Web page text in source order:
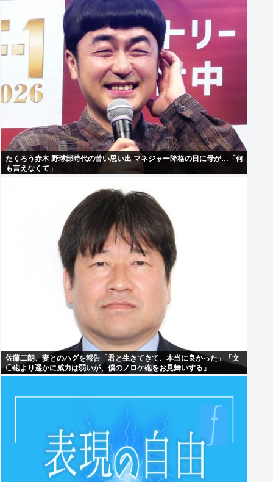
たくろう赤木 野球部時代の苦い思い出 マネジャー降格の日に母が…「何
も言えなくて」
佐藤二朗、妻とのハグを報告「君と生きてきて、本当に良かった」「文
〇砲より遥かに威力は弱いが、僕のノロケ砲をお見舞いする」